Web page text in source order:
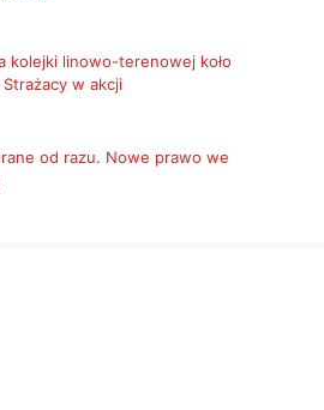
kolejki linowo-terenowej koło
Strażacy w akcji
od razu. Nowe prawo we